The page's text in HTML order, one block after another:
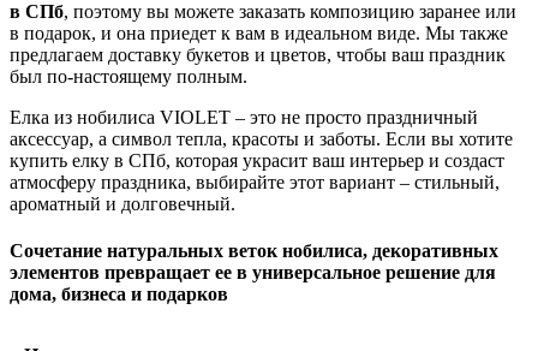
в СПб, поэтому вы можете заказать композицию заранее или
в подарок, и она приедет к вам в идеальном виде. Мы также
предлагаем доставку букетов и цветов, чтобы ваш праздник
был по-настоящему полным.
Елка из нобилиса VIOLET – это не просто праздничный
аксессуар, а символ тепла, красоты и заботы. Если вы хотите
купить елку в СПб, которая украсит ваш интерьер и создаст
атмосферу праздника, выбирайте этот вариант – стильный,
ароматный и долговечный.
Сочетание натуральных веток нобилиса, декоративных
элементов превращает ее в универсальное решение для
дома, бизнеса и подарков